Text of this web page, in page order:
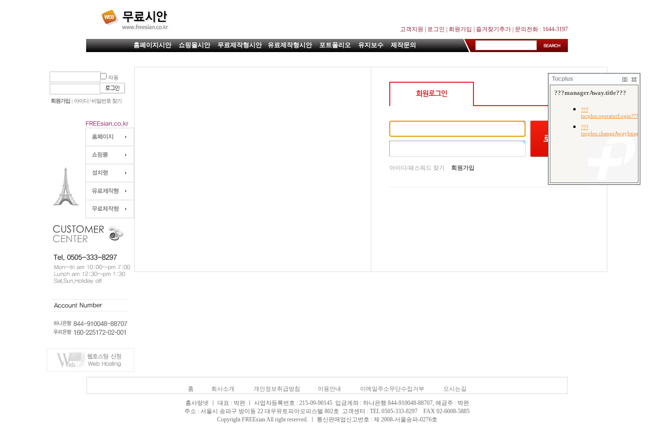
고객지원 로그인 회원가입 즐겨찾기추가 | 문의전화 : 1644-3197
홈페이지시안 쇼핑몰시안 무료제작형시안 유료제작형시안 포트폴리오 유지보수 제작문의
자동
회원가입 | 아이디 / 비밀번호 찾기
아이디/패스워드 찾기 회원가입
홈 회사소개 개인정보취급방침 이용안내 이메일주소무단수집거부 오시는길
홈사랑넷 ㅣ 대표 : 박완 ㅣ 사업자등록번호 : 215-09-90145 입금계좌 : 하나은행 844-910048-88707, 예금주 : 박완
주소 : 서울시 송파구 방이동 22 대우유토피아오피스텔 802호 고객센터 : TEL 0505-333-8297 FAX 02-6008-5885
Copyright FREEsian All right reserved. ㅣ 통신판매업신고번호 : 제 2008-서울송파-0276호
Tocplus